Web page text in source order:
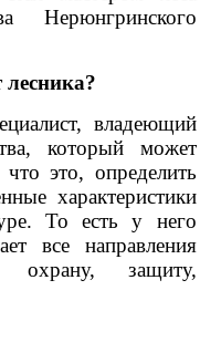
Нерюнгринского
владеющий
который может
что это, определить
характеристики
То есть у него
все направления
защиту,